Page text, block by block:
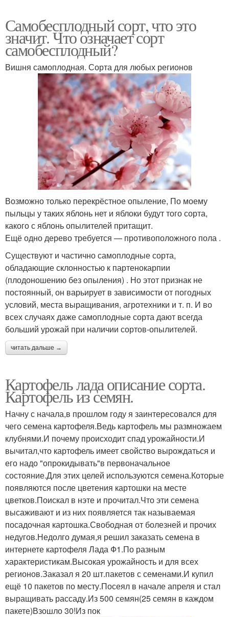
Самобесплодный сорт, что это
значит. Что означает сорт
самобесплодный?
Вишня самоплодная. Сорта для любых регионов
​Возможно только перекрёстное опыление, По моему
пыльцы у таких яблонь нет и яблоки будут того сорта,
какого с яблонь опылителей притащит.​
​Ещё одно дерево требуется — противоположного пола .​
​Существуют и частично самоплодные сорта,
обладающие склонностью к партенокарпии
(плодоношению без опыления) . Но этот признак не
постоянный, он варьирует в зависимости от погодных
условий, места выращивания, агротехники и т. п. И во
всех случаях даже самоплодные сорта дают всегда
больший урожай при наличии сортов-опылителей.​
читать дальше →
Картофель лада описание сорта.
Картофель из семян.
Начну с начала,в прошлом году я заинтересовался для
чего семена картофеля.Ведь картофель мы размножаем
клубнями.И почему происходит спад урожайности.И
вычитал,что картофель имеет свойство вырождаться и
его надо "опрокидывать"в первоначальное
состояние.Для этих целей используются семена.Которые
появляются после цветения картошки на месте
цветков.Поискал в нэте и прочитал.Что эти семена
высаживают и из них появляется так называемая
посадочная картошка.Свободная от болезней и прочих
недугов.Недолго думая,я решил заказать семена в
интернете картофеля Лада Ф1.По разным
характеристикам.Высокая урожайность и для всех
регионов.Заказал я 20 шт.пакетов с семенами.И купил
ещё 10 пакетов по месту.Посеял в начале апреля и стал
выращивать рассаду.Из 500 семян(25 семян в каждом
пакете)Взошло 30!Из пок